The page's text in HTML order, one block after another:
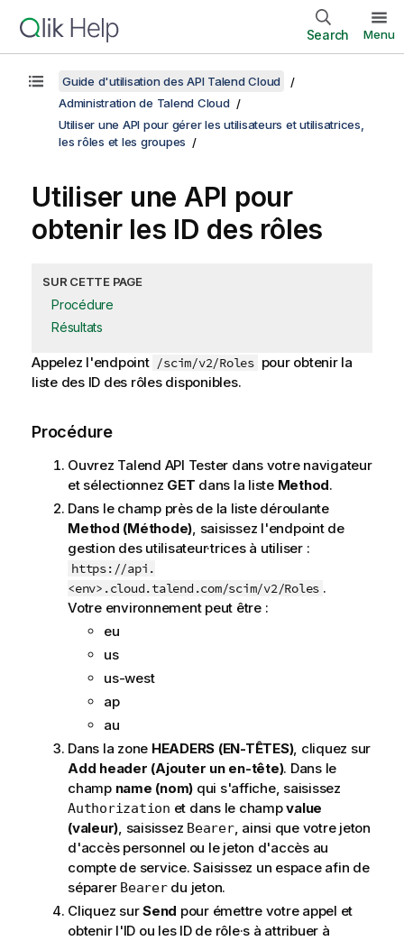
Search Menu
Guide d'utilisation des API Talend Cloud
Administration de Talend Cloud
Utiliser une API pour gérer les utilisateurs et utilisatrices,
les rôles et les groupes
Utiliser une API pour
obtenir les ID des rôles
SUR CETTE PAGE
Procédure
Résultats
Appelez l'endpoint /scim/v2/Roles pour obtenir la
liste des ID des rôles disponibles.
Procédure
Ouvrez Talend API Tester dans votre navigateur
et sélectionnez GET dans la liste Method.
Dans le champ près de la liste déroulante
Method (Méthode), saisissez l'endpoint de
gestion des utilisateur·trices à utiliser :
https://api.
<env>.cloud.talend.com/scim/v2/Roles .
Votre environnement peut être :
eu
us
us-west
ap
au
Dans la zone HEADERS (EN-TÊTES), cliquez sur
Add header (Ajouter un en-tête). Dans le
champ name (nom) qui s'affiche, saisissez
Authorization et dans le champvalue
(valeur), saisissez Bearer, ainsi que votre jeton
d'accès personnel ou le jeton d'accès au
compte de service. Saisissez un espace afin de
séparer Bearerdu jeton.
Cliquez surSend pour émettre votre appel et
obtenir l'ID ou les ID de rôle·s à attribuer à